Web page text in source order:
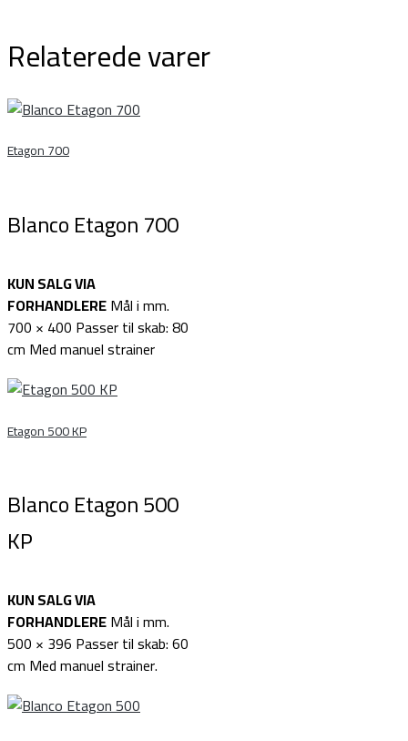
Relaterede varer
Etagon 700
Blanco Etagon 700
KUN SALG VIA
FORHANDLEREMål i mm.
700 × 400 Passer til skab: 80
cm Med manuel strainer
Etagon 500 KP
Blanco Etagon 500
KP
KUN SALG VIA
FORHANDLEREMål i mm.
500 × 396 Passer til skab: 60
cm Med manuel strainer.